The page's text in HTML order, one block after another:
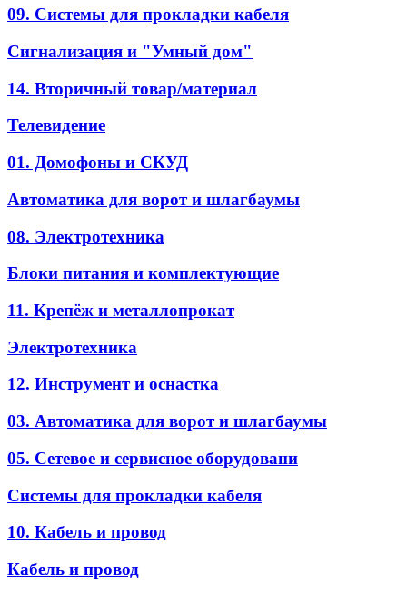
09. Системы для прокладки кабеля
Сигнализация и "Умный дом"
14. Вторичный товар/материал
Телевидение
01. Домофоны и СКУД
Автоматика для ворот и шлагбаумы
08. Электротехника
Блоки питания и комплектующие
11. Крепёж и металлопрокат
Электротехника
12. Инструмент и оснастка
03. Автоматика для ворот и шлагбаумы
05. Сетевое и сервисное оборудовани
Системы для прокладки кабеля
10. Кабель и провод
Кабель и провод